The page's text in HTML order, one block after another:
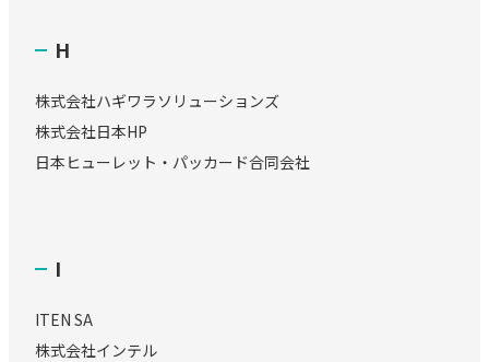
H
株式会社ハギワラソリューションズ
株式会社日本HP
日本ヒューレット・パッカード合同会社
I
ITEN SA
株式会社インテル